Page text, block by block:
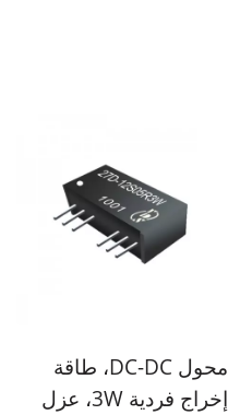
محول DC-DC، طاقة
إخراج فردية 3W، عزل